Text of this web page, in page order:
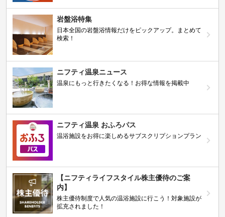
岩盤浴特集
日本全国の岩盤浴情報だけをピックアップ。まとめて
検索！
ニフティ温泉ニュース
温泉にもっと行きたくなる！お得な情報を掲載中
ニフティ温泉 おふろパス
温浴施設をお得に楽しめるサブスクリプションプラン
【ニフティライフスタイル株主優待のご案
内】
株主優待制度で人気の温浴施設に行こう！対象施設が
拡充されました！